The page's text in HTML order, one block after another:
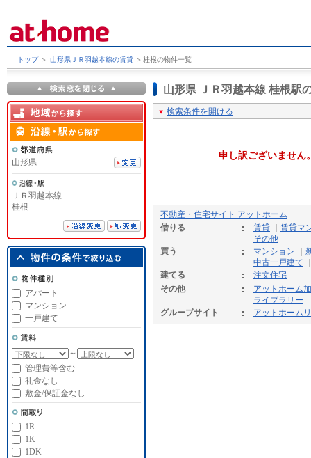
トップ ＞ 山形県ＪＲ羽越本線の賃貸 ＞ 桂根の物件一覧
山形県 ＪＲ羽越本線 桂根駅
検索条件を開ける
申し訳ございません
不動産・住宅サイト アットホーム
借りる
賃貸
賃貸マ
その他
買う
マンション
中古一戸建て
建てる
注文住宅
その他
アットホーム
ライブラリー
グループサイト
アットホーム
山形県
ＪＲ羽越本線
桂根
アパート
マンション
一戸建て
～
管理費等含む
礼金なし
敷金/保証金なし
1R
1K
1DK